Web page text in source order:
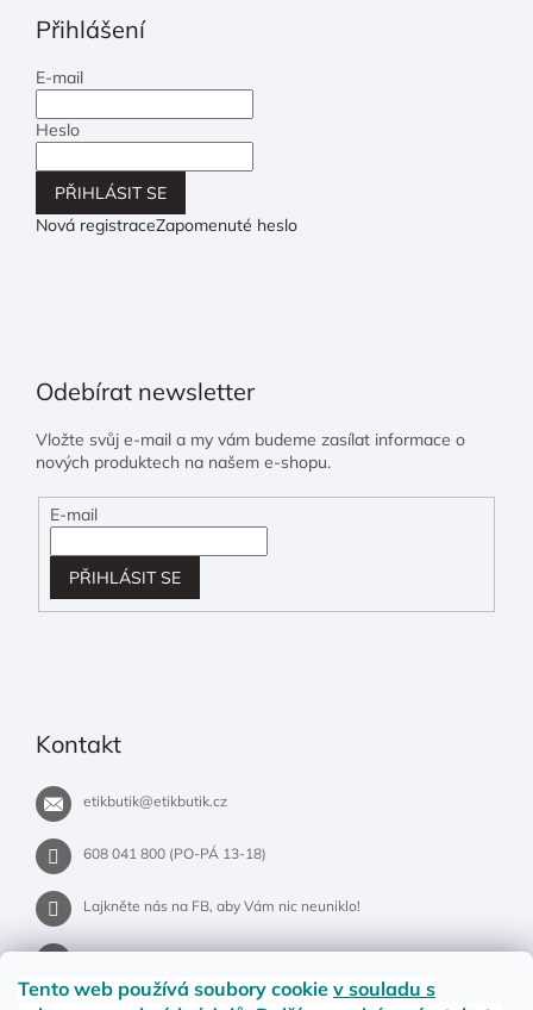
Tento web používá soubory cookie v souladu s
Přihlášení
E-mail
Heslo
PŘIHLÁSIT SE
Nová registraceZapomenuté heslo
Odebírat newsletter
Vložte svůj e-mail a my vám budeme zasílat informace o
nových produktech na našem e-shopu.
E-mail
PŘIHLÁSIT SE
Kontakt
etikbutik@etikbutik.cz
608 041 800 (PO-PÁ 13-18)
Lajkněte nás na FB, aby Vám nic neuniklo!